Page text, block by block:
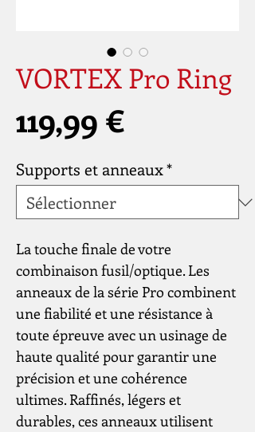
VORTEX Pro Ring
119,99 €
Supports et anneaux*
La touche finale de votre
combinaison fusil/optique. Les
anneaux de la série Pro combinent
une fiabilité et une résistance à
toute épreuve avec un usinage de
haute qualité pour garantir une
précision et une cohérence
ultimes. Raffinés, légers et
durables, ces anneaux utilisent